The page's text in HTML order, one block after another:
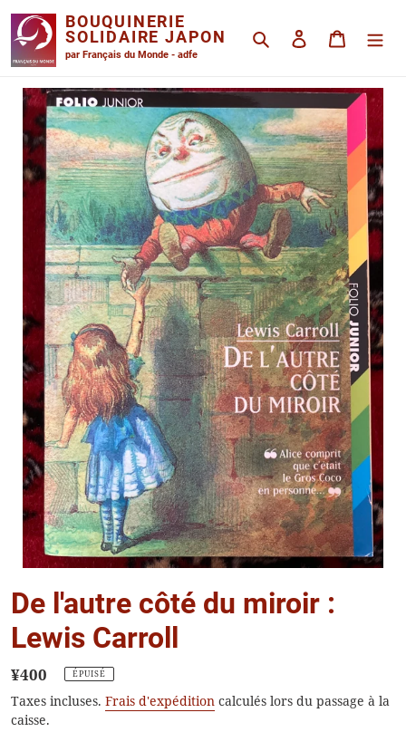
Passer
contenu
BOUQUINERIE
SOLIDAIRE JAPON
par Français du Monde - adfe
RechercherSe connecter
Panier
De l'autre côté du miroir :
Lewis Carroll
Prix
normal
¥400 ÉPUISÉ
Taxes incluses. Frais d'expédition calculés lors du passage à la
caisse.